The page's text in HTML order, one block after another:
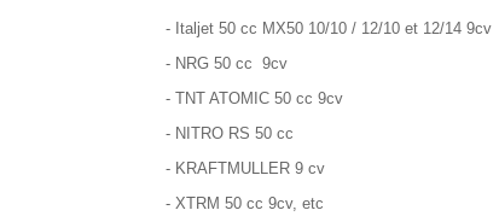
- Italjet 50 cc MX50 10/10 / 12/10 et 12/14 9cv
- NRG 50 cc 9cv
- TNT ATOMIC 50 cc 9cv
- NITRO RS 50 cc
- KRAFTMULLER 9 cv
- XTRM 50 cc 9cv, etc